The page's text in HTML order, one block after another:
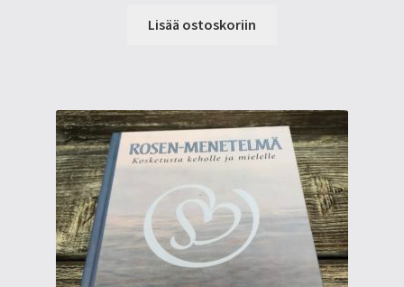
Lisää ostoskoriin